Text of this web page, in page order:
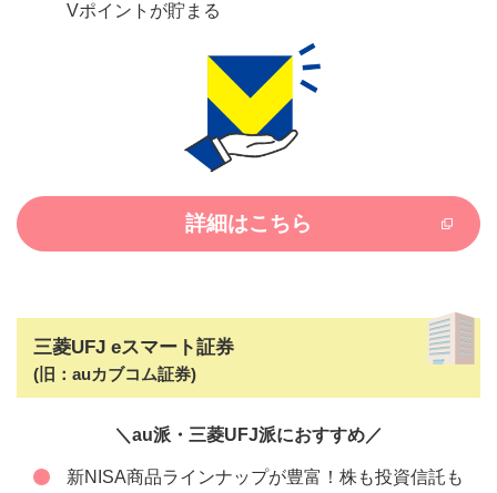
Vポイントが貯まる
詳細はこちら
三菱UFJ eスマート証券
(旧：auカブコム証券)
＼au派・三菱UFJ派におすすめ／
新NISA商品ラインナップが豊富！株も投資信託も